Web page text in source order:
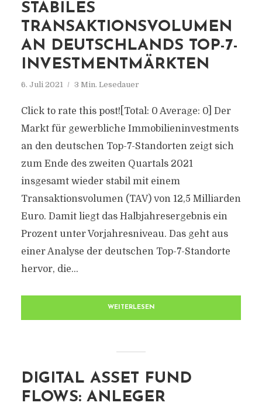
STABILES
TRANSAKTIONSVOLUMEN
AN DEUTSCHLANDS TOP-7-
INVESTMENTMÄRKTEN
6. Juli 2021 3 Min. Lesedauer
Click to rate this post![Total: 0 Average: 0] Der
Markt für gewerbliche Immobilieninvestments
an den deutschen Top-7-Standorten zeigt sich
zum Ende des zweiten Quartals 2021
insgesamt wieder stabil mit einem
Transaktionsvolumen (TAV) von 12,5 Milliarden
Euro. Damit liegt das Halbjahresergebnis ein
Prozent unter Vorjahresniveau. Das geht aus
einer Analyse der deutschen Top-7-Standorte
hervor, die...
WEITERLESEN
DIGITAL ASSET FUND
FLOWS: ANLEGER